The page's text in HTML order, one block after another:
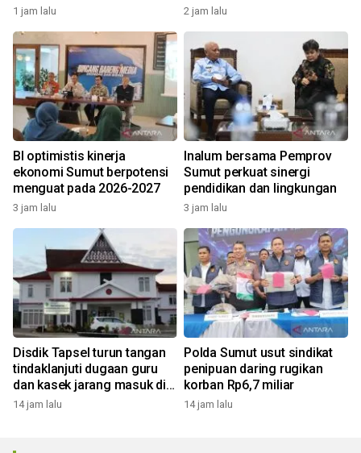
1 jam lalu 2 jam lalu
BI optimistis kinerja
ekonomi Sumut berpotensi
menguat pada 2026-2027
3 jam lalu
Inalum bersama Pemprov
Sumut perkuat sinergi
pendidikan dan lingkungan
3 jam lalu
Disdik Tapsel turun tangan
tindaklanjuti dugaan guru
dan kasek jarang masuk di
SD Tapus Nabolak
14 jam lalu
Polda Sumut usut sindikat
penipuan daring rugikan
korban Rp6,7 miliar
14 jam lalu